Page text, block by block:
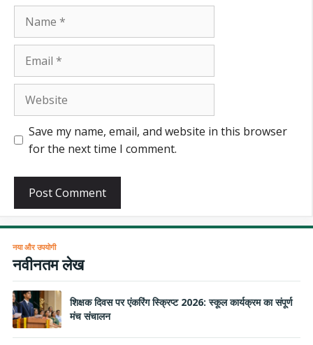
Save my name, email, and website in this browser
for the next time I comment.
नया और उपयोगी
नवीनतम लेख
शिक्षक दिवस पर एंकरिंग स्क्रिप्ट 2026: स्कूल कार्यक्रम का संपूर्ण
मंच संचालन